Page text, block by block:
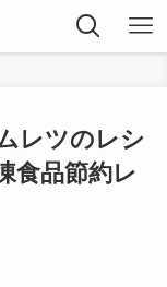
レツのレシ
食品節約レ